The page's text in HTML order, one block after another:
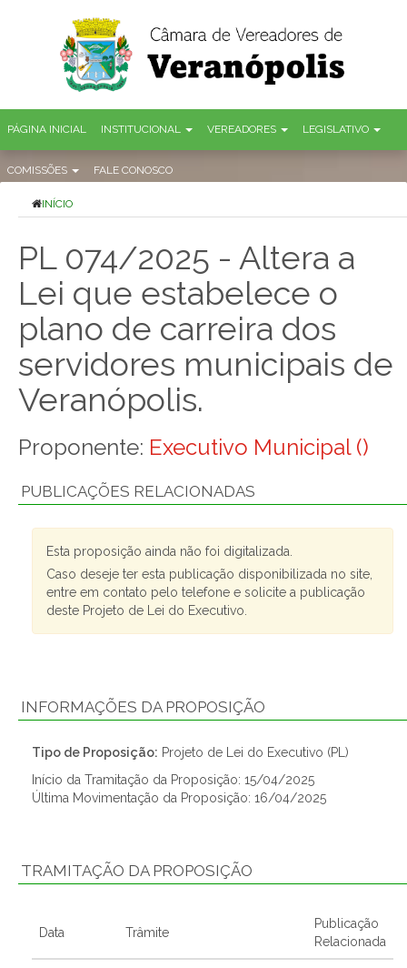
PÁGINA INICIAL INSTITUCIONAL VEREADORES LEGISLATIVO
COMISSÕES FALE CONOSCO
INÍCIO
PL 074/2025 - Altera a
Lei que estabelece o
plano de carreira dos
servidores municipais de
Veranópolis.
Proponente: Executivo Municipal ()
PUBLICAÇÕES RELACIONADAS
Esta proposição ainda não foi digitalizada.
Caso deseje ter esta publicação disponibilizada no site,
entre em contato pelo telefone e solicite a publicação
deste Projeto de Lei do Executivo.
INFORMAÇÕES DA PROPOSIÇÃO
Tipo de Proposição: Projeto de Lei do Executivo (PL)
Início da Tramitação da Proposição: 15/04/2025
Última Movimentação da Proposição: 16/04/2025
TRAMITAÇÃO DA PROPOSIÇÃO
Data Trâmite
Publicação
Relacionada